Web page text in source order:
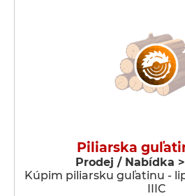
Piliarska
Prodej / Nabídka
Kúpim piliarsku guľatinu -
IIIC